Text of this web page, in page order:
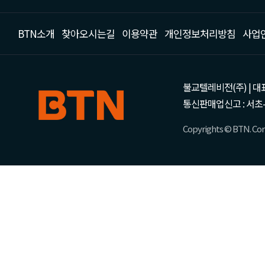
BTN소개 찾아오시는길 이용약관 개인정보처리방침 사업
불교텔레비전(주) | 대
통신판매업신고 : 서
Copyrights © BTN.